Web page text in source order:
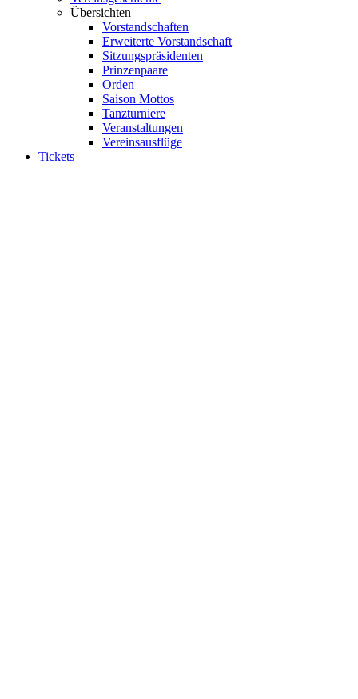
Übersichten
Vorstandschaften
Erweiterte Vorstandschaft
Sitzungspräsidenten
Prinzenpaare
Orden
Saison Mottos
Tanzturniere
Veranstaltungen
Vereinsausflüge
Tickets